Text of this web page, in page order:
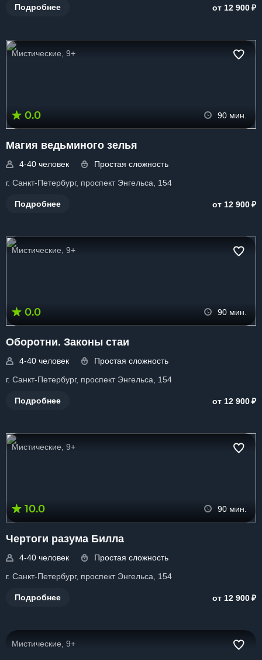
Подробнее от 12 900₽
Мистические, 9+
0.0 90 мин.
Магия ведьминого зелья
4-40 человек
Простая сложность
г. Санкт-Петербург, проспект Энгельса, 154
Подробнее от 12 900₽
Мистические, 9+
0.0 90 мин.
Оборотни. Законы стаи
4-40 человек
Простая сложность
г. Санкт-Петербург, проспект Энгельса, 154
Подробнее от 12 900₽
Мистические, 9+
10.0 90 мин.
Чертоги разума Билла
4-40 человек
Простая сложность
г. Санкт-Петербург, проспект Энгельса, 154
Подробнее от 12 900₽
Мистические, 9+